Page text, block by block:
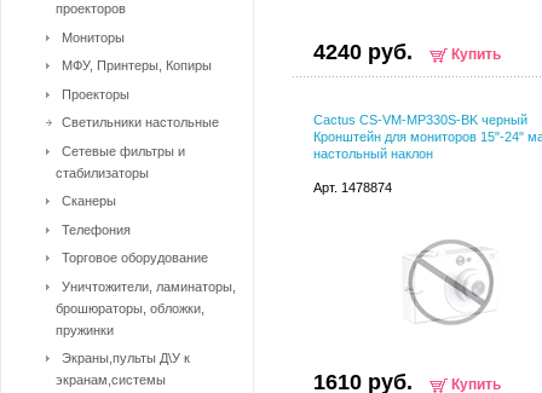
4240 руб. Купить
Cactus CS-VM-MP330S-BK черный
Кронштейн для мониторов 15"-24"
настольный наклон
Арт. 1478874
1610 руб. Купить
проекторов
Мониторы
МФУ, Принтеры, Копиры
Проекторы
Светильники настольные
Сетевые фильтры и
стабилизаторы
Сканеры
Телефония
Торговое оборудование
Уничтожители, ламинаторы,
брошюраторы, обложки,
пружинки
Экраны,пульты Д\У к
экранам,системы